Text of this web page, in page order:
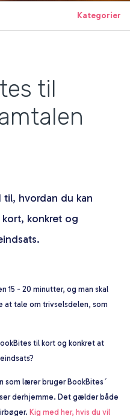
Kategorier
til
til, hvordan du kan
konkret og
15 - 20 minutter, og man skal
at tale om trivselsdelen, som
til kort og konkret at
som lærer bruger BookBites´
derhjemme. Det gælder både
Kig med her, hvis du vil